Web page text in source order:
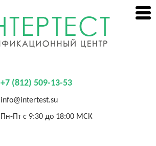
+7 (812) 509-13-53
info@intertest.su
Пн-Пт с 9:30 до 18:00 МСК